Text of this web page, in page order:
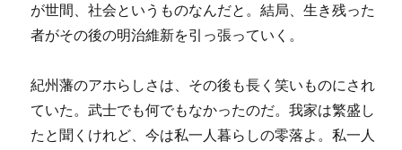
が世間、社会というものなんだと。結局、生き残った
者がその後の明治維新を引っ張っていく。
紀州藩のアホらしさは、その後も長く笑いものにされ
ていた。武士でも何でもなかったのだ。我家は繁盛し
たと聞くけれど、今は私一人暮らしの零落よ。私一人